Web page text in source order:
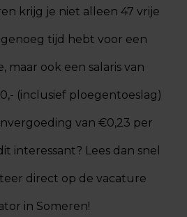
krijg je niet alleen 47 vrije
tijd hebt voor een
maar ook een salaris van
(inclusief ploegentoeslag)
van €0,23 per
interessant? Lees dan snel
direct op de vacature
in Someren!